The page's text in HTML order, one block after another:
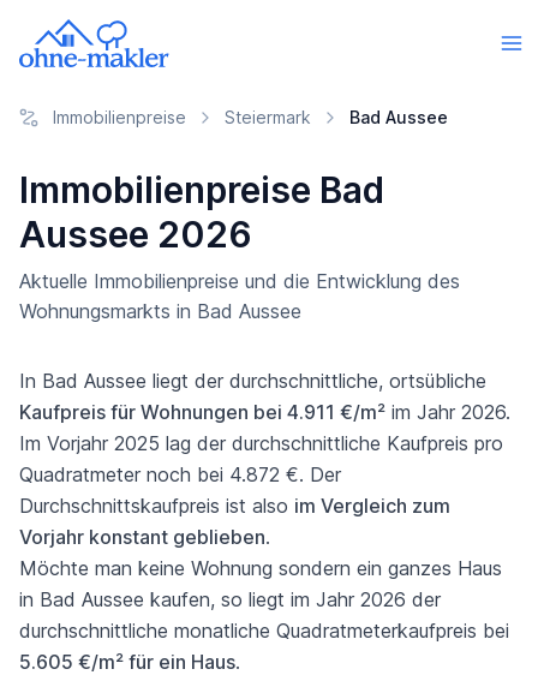
Immobilienpreise Steiermark Bad Aussee
Immobilienpreise Bad
Aussee 2026
Aktuelle Immobilienpreise und die Entwicklung des
Wohnungsmarkts in Bad Aussee
In Bad Aussee liegt der durchschnittliche, ortsübliche
Kaufpreis für Wohnungen bei 4.911 €/m² im Jahr 2026.
Im Vorjahr 2025 lag der durchschnittliche Kaufpreis pro
Quadratmeter noch bei 4.872 €. Der
Durchschnittskaufpreis ist also im Vergleich zum
Vorjahr konstant geblieben.
Möchte man keine Wohnung sondern ein ganzes Haus
in Bad Aussee kaufen, so liegt im Jahr 2026 der
durchschnittliche monatliche Quadratmeterkaufpreis bei
5.605 €/m² für ein Haus.